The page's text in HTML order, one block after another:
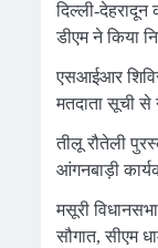
दिल्ली-देहरादून
डीएम ने किया
एसआईआर
मतदाता सूची
तीलू रौतेली
आंगनबाड़ी
मसूरी
सौगात, सीएम